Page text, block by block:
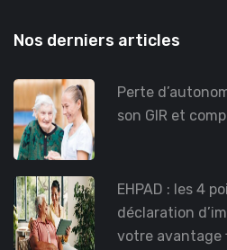
Nos derniers articles
Perte
son GIR et
EHPAD : les 4
déclaration
votre